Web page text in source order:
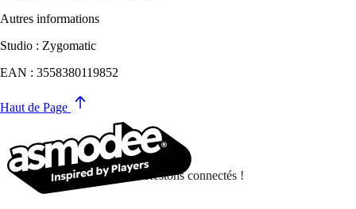
Autres informations
Studio : Zygomatic
EAN : 3558380119852
Haut de Page
Restons connectés !